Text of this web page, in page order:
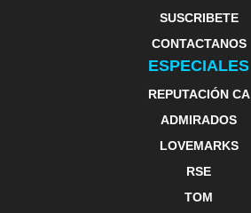
SUSCRIBETE
CONTACTANOS
ESPECIALES
REPUTACIÓN CA
ADMIRADOS
LOVEMARKS
RSE
TOM